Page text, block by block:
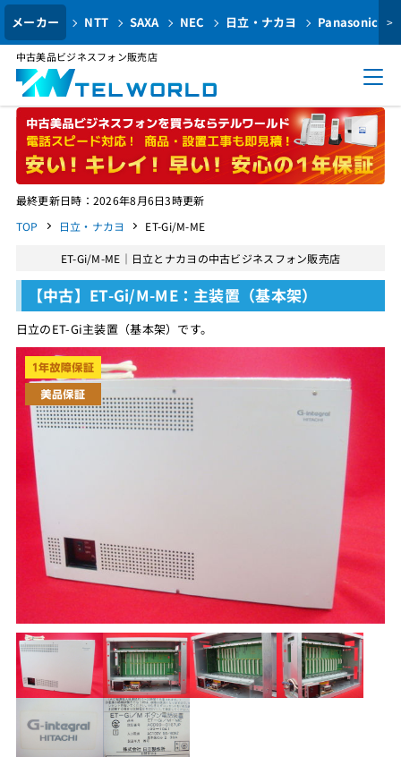
メーカー NTT SAXA NEC 日立・ナカヨ Panasonic >
中古美品ビジネスフォン販売店
最終更新日時：2026年8月6日3時更新
TOP
日立・ナカヨ ET-Gi/M-ME
ET-Gi/M-ME｜日立とナカヨの中古ビジネスフォン販売店
【中古】ET-Gi/M-ME：主装置（基本架）
日立のET-Gi主装置（基本架）です。